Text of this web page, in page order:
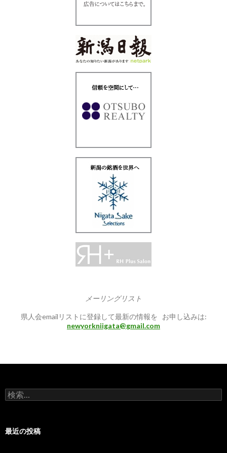
メーリングリスト
県人会emailリストに登録して最新の情報を お申し込みは:
newyorkniigata@gmail.com
検
索:
最近の投稿